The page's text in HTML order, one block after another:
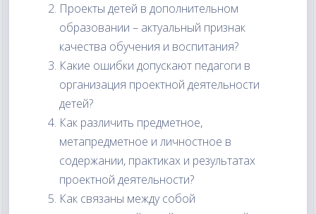
Проекты детей в дополнительном
образовании – актуальный признак
качества обучения и воспитания?
Какие ошибки допускают педагоги в
организация проектной деятельности
детей?
Как различить предметное,
метапредметное и личностное в
содержании, практиках и результатах
проектной деятельности?
Как связаны между собой